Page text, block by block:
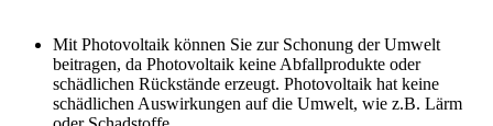
Mit Photovoltaik können Sie zur Schonung der Umwelt
beitragen, da Photovoltaik keine Abfallprodukte oder
schädlichen Rückstände erzeugt. Photovoltaik hat keine
schädlichen Auswirkungen auf die Umwelt, wie z.B. Lärm